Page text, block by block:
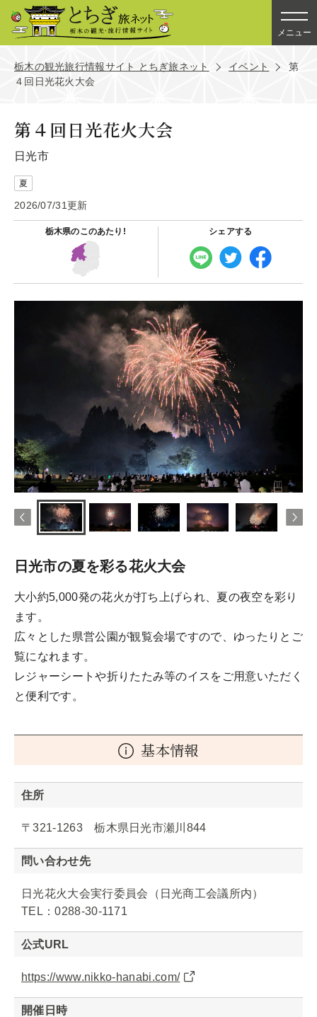
メニュー
栃木の観光旅行情報サイト とちぎ旅ネット イベント
第
４回日光花火大会
第４回日光花火大会
日光市
夏
2026/07/31更新
栃木県のこのあたり! シェアする
日光市の夏を彩る花火大会
大小約5,000発の花火が打ち上げられ、夏の夜空を彩り
ます。
広々とした県営公園が観覧会場ですので、ゆったりとご
覧になれます。
レジャーシートや折りたたみ等のイスをご用意いただく
と便利です。
基本情報
住所
〒321-1263 栃木県日光市瀬川844
問い合わせ先
日光花火大会実行委員会（日光商工会議所内）
TEL：0288-30-1171
公式URL
https://www.nikko-hanabi.com/
開催日時